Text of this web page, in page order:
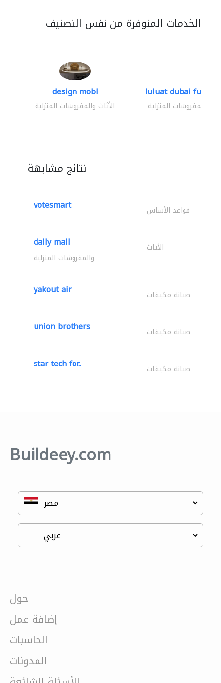
الخدمات المتوفرة من نفس التصنيف
design mobl
الأثاث والمفروشات المنزلية
luluat dubai
والمفروشات المنزلية
نتائج مشابهة
votesmart قواعد الأساس
dally mall الأثاث
والمفروشات المنزلية
yakout air صيانة مكيفات
union brothers صيانة مكيفات
star tech for.. صيانة مكيفات
Buildeey.com
حول
إضافة عمل
الحاسبات
المدونات